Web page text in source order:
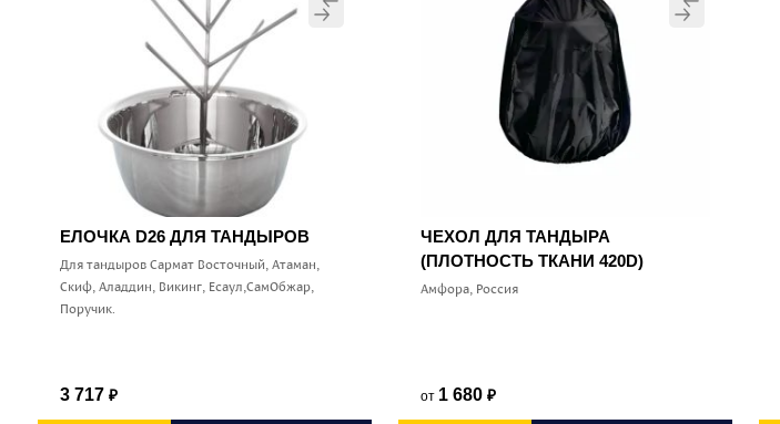
ЕЛОЧКА D26 ДЛЯ ТАНДЫРОВ
Для тандыров Сармат Восточный, Атаман,
Скиф, Аладдин, Викинг, Есаул,СамОбжар,
Поручик.
3 717 ₽
ЧЕХОЛ ДЛЯ ТАНДЫРА
(ПЛОТНОСТЬ ТКАНИ 420D)
Амфора, Россия
от 1 680 ₽